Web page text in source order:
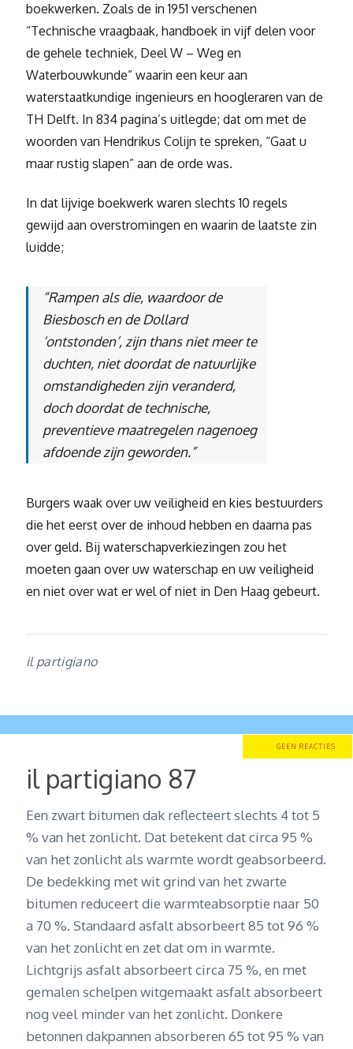
boekwerken. Zoals de in 1951 verschenen
“Technische vraagbaak, handboek in vijf delen voor
de gehele techniek, Deel W – Weg en
Waterbouwkunde” waarin een keur aan
waterstaatkundige ingenieurs en hoogleraren van de
TH Delft. In 834 pagina’s uitlegde; dat om met de
woorden van Hendrikus Colijn te spreken, “Gaat u
maar rustig slapen” aan de orde was.
In dat lijvige boekwerk waren slechts 10 regels
gewijd aan overstromingen en waarin de laatste zin
luidde;
“Rampen als die, waardoor de
Biesbosch en de Dollard
‘ontstonden’, zijn thans niet meer te
duchten, niet doordat de natuurlijke
omstandigheden zijn veranderd,
doch doordat de technische,
preventieve maatregelen nagenoeg
afdoende zijn geworden.”
Burgers waak over uw veiligheid en kies bestuurders
die het eerst over de inhoud hebben en daarna pas
over geld. Bij waterschapverkiezingen zou het
moeten gaan over uw waterschap en uw veiligheid
en niet over wat er wel of niet in Den Haag gebeurt.
il partigiano
GEEN REACTIES
il partigiano 87
Een zwart bitumen dak reflecteert slechts 4 tot 5
% van het zonlicht. Dat betekent dat circa 95 %
van het zonlicht als warmte wordt geabsorbeerd.
De bedekking met wit grind van het zwarte
bitumen reduceert die warmteabsorptie naar 50
a 70 %. Standaard asfalt absorbeert 85 tot 96 %
van het zonlicht en zet dat om in warmte.
Lichtgrijs asfalt absorbeert circa 75 %, en met
gemalen schelpen witgemaakt asfalt absorbeert
nog veel minder van het zonlicht. Donkere
betonnen dakpannen absorberen 65 tot 95 % van